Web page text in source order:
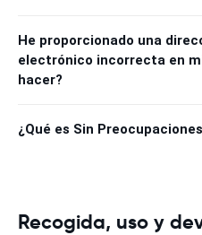
He proporcionado una
electrónico incorrecta en
hacer?
¿Qué es Sin
Recogida, uso y